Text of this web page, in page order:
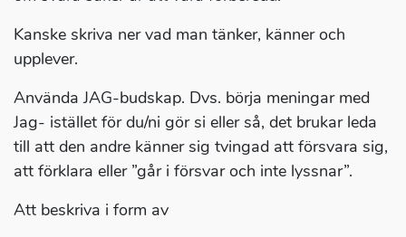
Kanske skriva ner vad man tänker, känner och
upplever.
Använda JAG-budskap. Dvs. börja meningar med
Jag- istället för du/ni gör si eller så, det brukar leda
till att den andre känner sig tvingad att försvara sig,
att förklara eller ”går i försvar och inte lyssnar”.
Att beskriva i form av